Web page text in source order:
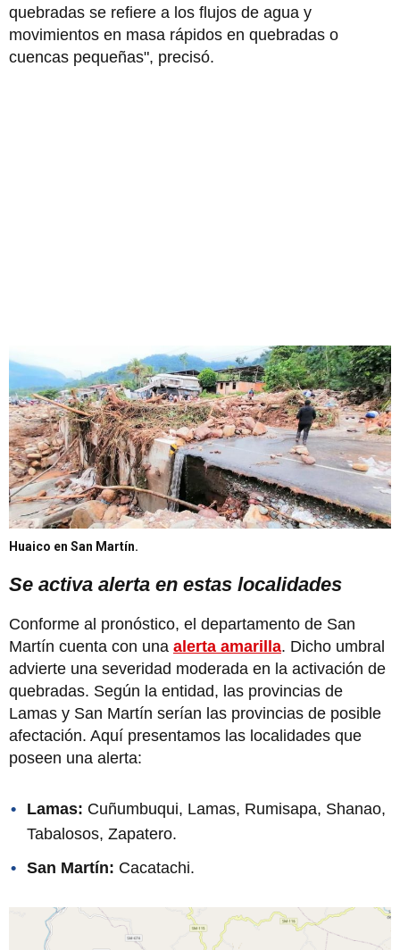
quebradas se refiere a los flujos de agua y
movimientos en masa rápidos en quebradas o
cuencas pequeñas", precisó.
Huaico en San Martín.
Se activa alerta en estas localidades
Conforme al pronóstico, el departamento de San
Martín cuenta con una alerta amarilla. Dicho umbral
advierte una severidad moderada en la activación de
quebradas. Según la entidad, las provincias de
Lamas y San Martín serían las provincias de posible
afectación. Aquí presentamos las localidades que
poseen una alerta:
Lamas: Cuñumbuqui, Lamas, Rumisapa, Shanao,
Tabalosos, Zapatero.
San Martín: Cacatachi.